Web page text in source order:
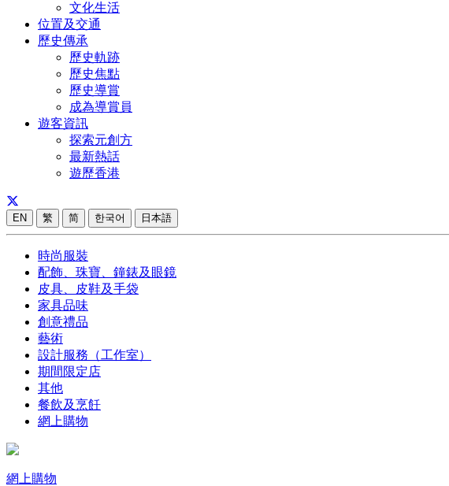
文化生活
位置及交通
歷史傳承
歷史軌跡
歷史焦點
歷史導賞
成為導賞員
遊客資訊
探索元創方
最新熱話
遊歷香港
EN 繁 简 한국어 日本語
時尚服裝
配飾、珠寶、鐘錶及眼鏡
皮具、皮鞋及手袋
家具品味
創意禮品
藝術
設計服務（工作室）
期間限定店
其他
餐飲及烹飪
網上購物
網上購物